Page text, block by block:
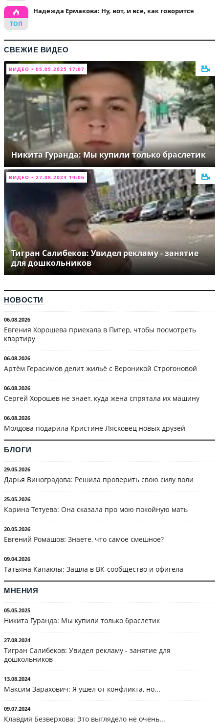
Надежда Ермакова: Ну, вот, и все, как говорится
СВЕЖИЕ ВИДЕО
ВИДЕО • 05.05.2025 17:07
Никита Гуранда: Мы купили только браслетик
ВИДЕО • 27.08.2024 19:06
Тигран Салибеков: Увидел рекламу - занятие
для дошкольников
НОВОСТИ
06.08.2026
Евгения Хорошева приехала в Питер, чтобы посмотреть
квартиру
06.08.2026
Артём Герасимов делит жильё с Вероникой Строгоновой
06.08.2026
Сергей Хорошев не знает, куда жена спрятала их машину
06.08.2026
Молдова подарила Кристине Лясковец новых друзей
БЛОГИ
29.05.2026
Дарья Виноградова: Решила проверить свою силу воли
25.05.2026
Карина Тетуева: Она сказала про мою покойную мать
20.05.2026
Евгений Ромашов: Знаете, что самое смешное?
09.04.2026
Татьяна Капаклы: Зашла в ВК-сообщество и офигела
МНЕНИЯ
05.05.2025
Никита Гуранда: Мы купили только браслетик
27.08.2024
Тигран Салибеков: Увидел рекламу - занятие для
дошкольников
13.08.2024
Максим Зарахович: Я ушёл от конфликта, но...
09.07.2024
Клавдия Безверхова: Это выглядело не очень...